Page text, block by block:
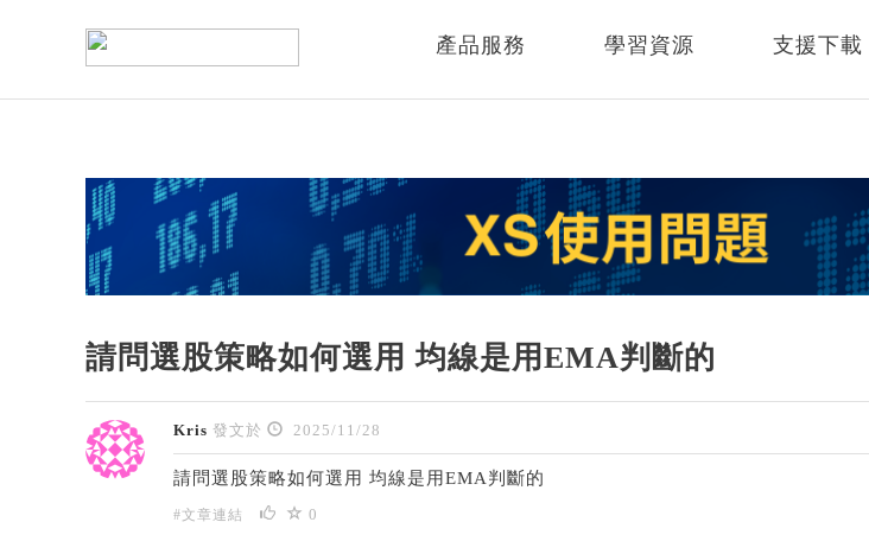
產品服務 學習資源 支援下載
請問選股策略如何選用 均線是用EMA判斷的
Kris 發文於 2025/11/28
請問選股策略如何選用 均線是用EMA判斷的
#文章連結 0